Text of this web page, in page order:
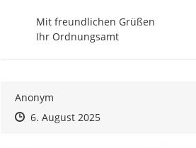
Mit freundlichen Grüßen
Ihr Ordnungsamt
Anonym
Zeitpunkt des Erstellens
Zeitpunkt des Erstellens
6. August 2025Zur Äußerung